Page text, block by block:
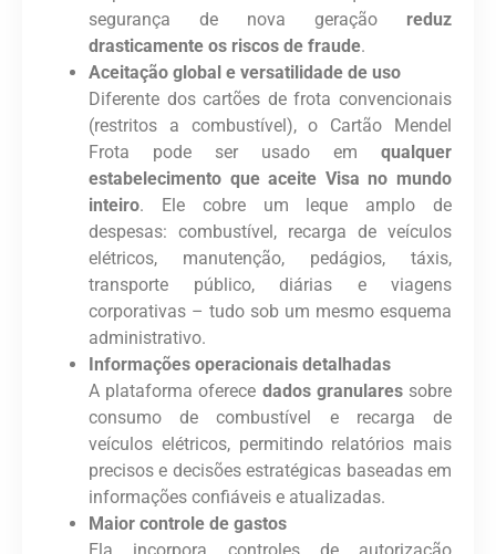
segurança de nova geração reduz
drasticamente os riscos de fraude.
Aceitação global e versatilidade de uso
Diferente dos cartões de frota convencionais
(restritos a combustível), o Cartão Mendel
Frota pode ser usado em qualquer
estabelecimento que aceite Visa no mundo
inteiro. Ele cobre um leque amplo de
despesas: combustível, recarga de veículos
elétricos, manutenção, pedágios, táxis,
transporte público, diárias e viagens
corporativas – tudo sob um mesmo esquema
administrativo.
Informações operacionais detalhadas
A plataforma oferece dados granularessobre
consumo de combustível e recarga de
veículos elétricos, permitindo relatórios mais
precisos e decisões estratégicas baseadas em
informações confiáveis e atualizadas.
Maior controle de gastos